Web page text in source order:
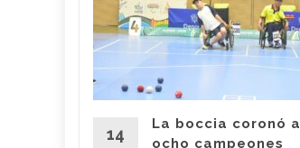
14
La boccia coronó a
ocho campeones